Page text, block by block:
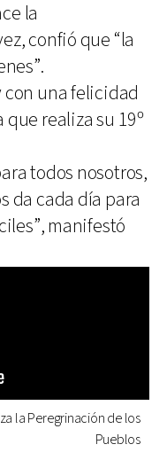
la
confió que “la
con una felicidad
realiza su 19º
todos nosotros,
da cada día para
manifestó
la Peregrinación de los
Pueblos